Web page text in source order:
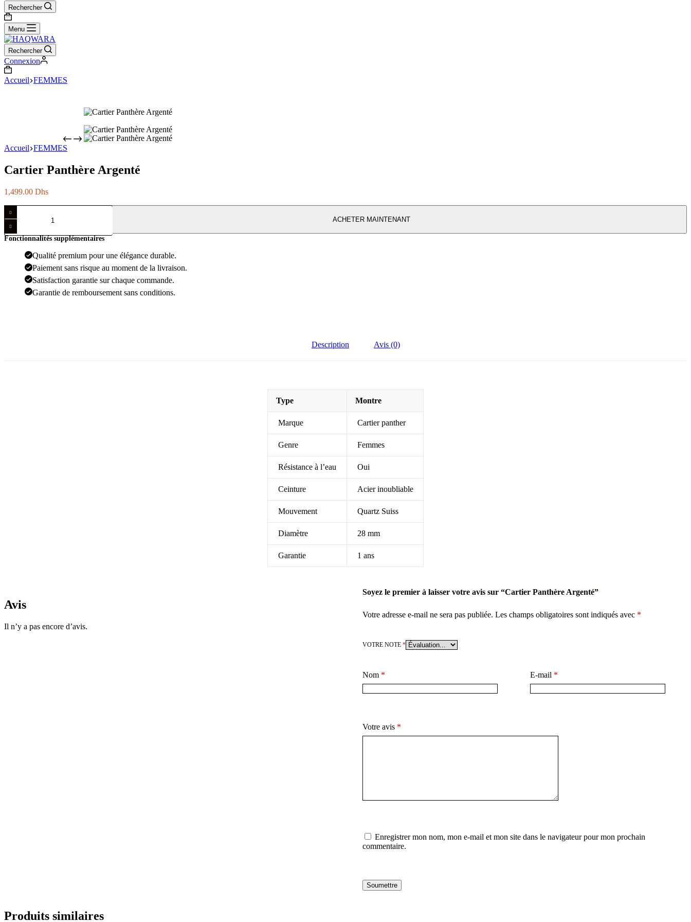
Rechercher
Panier
d’achat
Menu
Rechercher
Connexion
Panier
d’achat
Accueil FEMMES
Accueil FEMMES
Cartier Panthère Argenté
1,499.00 Dhs
quantité
de
Cartier
Panthère
ACHETER MAINTENANT
Fonctionnalités supplémentaires
Qualité premium pour une élégance durable.
Paiement sans risque au moment de la livraison.
Satisfaction garantie sur chaque commande.
Garantie de remboursement sans conditions.
Description Avis (0)
Type Montre
Marque Cartier panther
Genre Femmes
Résistance à l’eau Oui
Ceinture Acier inoubliable
Mouvement Quartz Suiss
Diamètre 28 mm
Garantie 1 ans
Avis
Il n’y a pas encore d’avis.
Soyez le premier à laisser votre avis sur “Cartier Panthère Argenté”
Votre adresse e-mail ne sera pas publiée. Les champs obligatoires sont indiqués avec *
VOTRE NOTE*
Nom * E-mail *
Votre avis *
Enregistrer mon nom, mon e-mail et mon site dans le navigateur pour mon prochain
commentaire.
Soumettre
Produits similaires